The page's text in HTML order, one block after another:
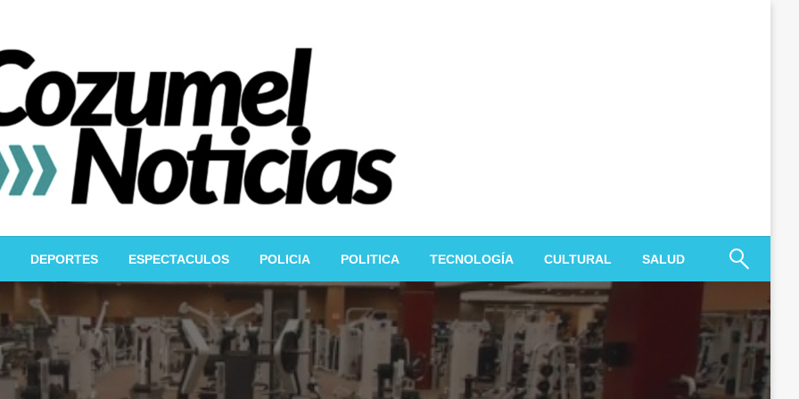
DEPORTES ESPECTACULOS POLICIA POLITICA TECNOLOGÍA CULTURAL SALUD